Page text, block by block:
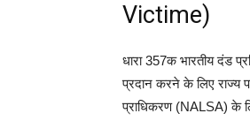
Victime)
धारा 357क भारतीय दंड
प्रदान करने के लिए राज्य
प्राधिकरण (NALSA) के